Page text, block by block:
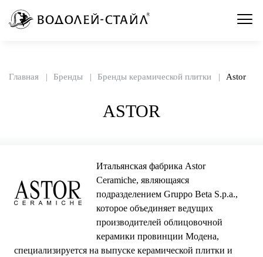
Главная Бренды Бренды керамической плитки Astor
ASTOR
Итальянская фабрика Astor
Ceramiche, являющаяся
подразделением Gruppo Beta S.p.a.,
которое объединяет ведущих
производителей облицовочной
керамики провинции Модена,
специализируется на выпуске керамической плитки и